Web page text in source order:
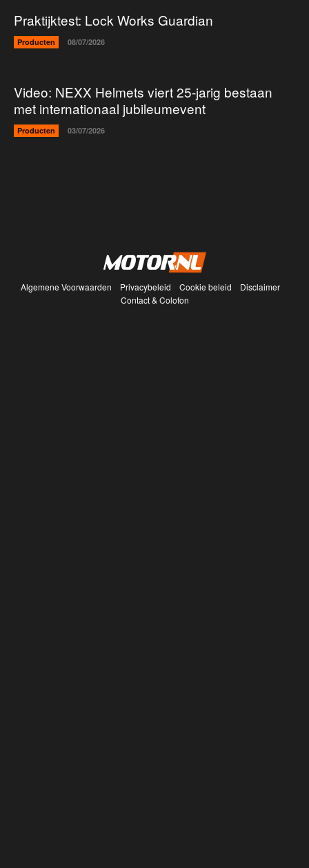
Praktijktest: Lock Works Guardian
Producten 08/07/2026
Video: NEXX Helmets viert 25-jarig bestaan
met internationaal jubileumevent
Producten 03/07/2026
Algemene Voorwaarden Privacybeleid Cookie beleid
Disclaimer
Contact & Colofon